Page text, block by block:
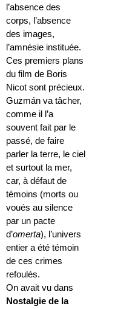
l’absence des
corps, l’absence
des images,
l’amnésie instituée.
Ces premiers plans
du film de Boris
Nicot sont précieux.
Guzmán va tâcher,
comme il l’a
souvent fait par le
passé, de faire
parler la terre, le ciel
et surtout la mer,
car, à défaut de
témoins (morts ou
voués au silence
par un pacte
d’omerta), l’univers
entier a été témoin
de ces crimes
refoulés.
On avait vu dans
Nostalgie de la